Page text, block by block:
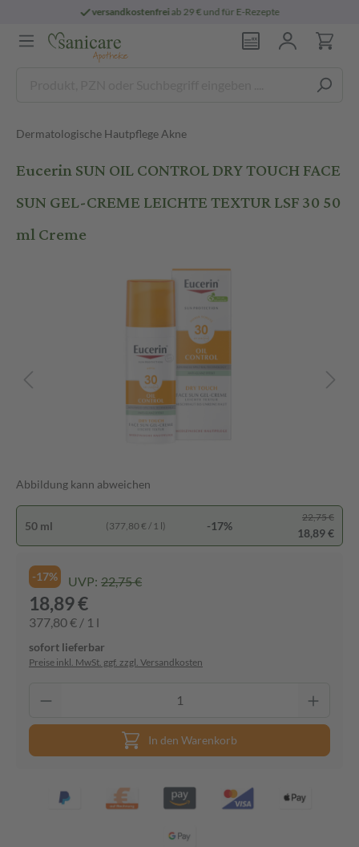
29 € und für E-Rezepte
Dermatologische Hautpflege Akne
Eucerin SUN OIL CONTROL DRY TOUCH FACE
SUN GEL-CREME LEICHTE TEXTUR LSF 30 50
ml Creme
Abbildung kann abweichen
50 ml (377,80 € / 1 l) -17%
22,75 €
18,89 €
-17% UVP: 22,75 €
18,89 €
377,80 € / 1 l
sofort lieferbar
Preise inkl. MwSt. ggf. zzgl. Versandkosten
In den Warenkorb